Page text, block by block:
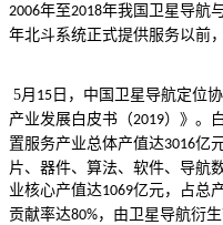
2006年至2018年我国卫星导航
年北斗系统正式提供服务以前
5月 15 日，中国卫星导航定位
产业发展白皮书（2019）》。
置服务产业总体产值达3016亿
片、器件、算法、软件、导航
业核心产值达1069亿元，占总
贡献率达80%，由卫星导航衍